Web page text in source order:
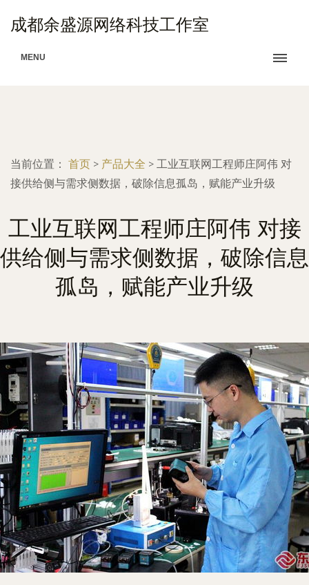
成都余盛源网络科技工作室
MENU
当前位置： 首页 > 产品大全 > 工业互联网工程师庄阿伟 对
接供给侧与需求侧数据，破除信息孤岛，赋能产业升级
工业互联网工程师庄阿伟 对接
供给侧与需求侧数据，破除信息
孤岛，赋能产业升级